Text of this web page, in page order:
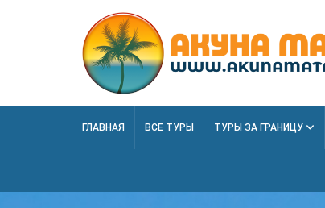
ГЛАВНАЯ ВСЕ ТУРЫ ТУРЫ ЗА ГРАНИЦУ